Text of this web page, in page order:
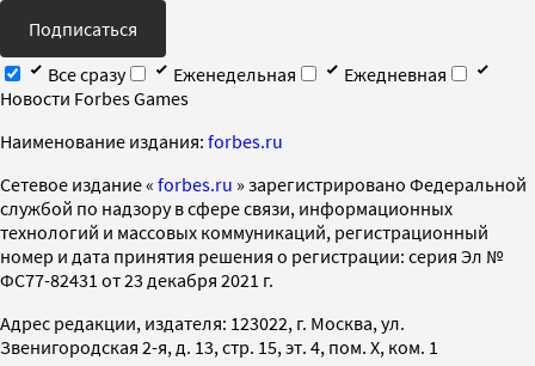
Подписаться
Все сразу
Еженедельная
Ежедневная
Новости Forbes Games
Наименование издания: forbes.ru
Cетевое издание « forbes.ru » зарегистрировано Федеральной
службой по надзору в сфере связи, информационных
технологий и массовых коммуникаций, регистрационный
номер и дата принятия решения о регистрации: серия Эл №
ФС77-82431 от 23 декабря 2021 г.
Адрес редакции, издателя: 123022, г. Москва, ул.
Звенигородская 2-я, д. 13, стр. 15, эт. 4, пом. X, ком. 1